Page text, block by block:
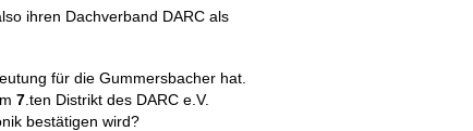
ihren Dachverband DARC als
für die Gummersbacher hat.
7 .ten Distrikt des DARC e.V.
bestätigen wird?